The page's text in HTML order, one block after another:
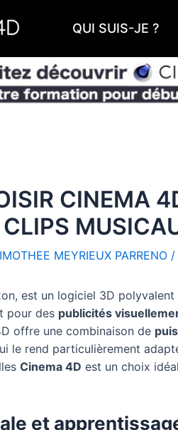
QUI SUIS-JE ?
CINEMA
MEYRIEUX PARRENO /
est un logiciel 3D
pour des publicités
offre une combinaison de
le rend particulièrement
Cinema 4D est un choix
et